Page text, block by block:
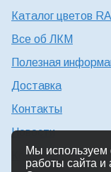
Каталог цветов
Все об ЛКМ
Полезная
Доставка
Контакты
Новости
Консультация
Мы
работы сайта и